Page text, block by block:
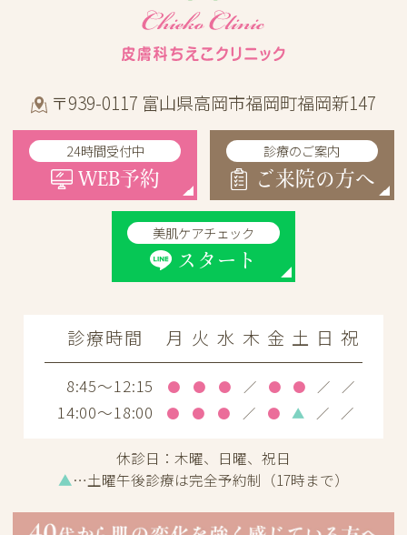
〒939-0117 富山県高岡市福岡町福岡新147
24時間受付中
WEB予約
診療のご案内
ご来院の方へ
美肌ケアチェック
スタート
診療時間 月 火 水 木 金 土 日 祝
8:45～12:15 ● ● ● ／ ● ● ／ ／
14:00～18:00 ● ● ● ／ ● ▲ ／ ／
休診日： 木曜、日曜、祝日
▲…土曜午後診療は完全予約制（17時まで）